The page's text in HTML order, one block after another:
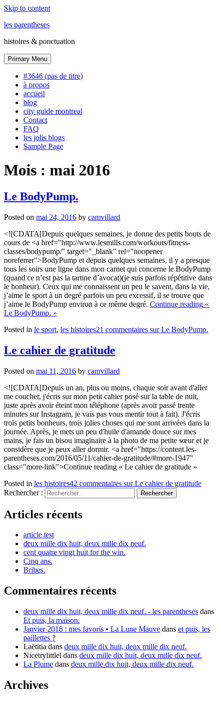
Skip to content
les parentheses
histoires & ponctuation
Primary Menu
#3646 (pas de titre)
à propos
accueil
blog
city guide montreal
Contact
FAQ
les jolis blogs
Sample Page
Mois : mai 2016
Le BodyPump.
Posted on mai 24, 2016 by camvillard
<![CDATA[Depuis quelques semaines, je donne des petits bouts de
cours de <a href="http://www.lesmills.com/workouts/fitness-
classes/bodypump/" target="_blank" rel="noopener
noreferrer">BodyPump et depuis quelques semaines, il y a presque
tous les soirs une ligne dans mon carnet qui concerne le BodyPump
(quand ce n’est pas la tartine d’avocat)(je suis parfois répétitive dans
le bonheur). Ceux qui me connaissent un peu le savent, dans la vie,
j’aime le sport à un degré parfois un peu excessif, il se trouve que
j’aime le BodyPump environ à ce même degré. Continue reading «
Le BodyPump. »
Posted in le sport, les histoires21 commentaires sur Le BodyPump.
Le cahier de gratitude
Posted on mai 11, 2016 by camvillard
<![CDATA[Depuis un an, plus ou moins, chaque soir avant d'aller
me coucher, j'écris sur mon petit cahier posé sur la table de nuit,
juste après avoir éteint mon téléphone (après avoir passé trente
minutes sur Instagram, je vais pas vous mentir tout à fait). J'écris
trois petits bonheurs, trois jolies choses qui me sont arrivées dans la
journée. Après, je mets un peu d'huile d'amande douce sur mes
mains, je fais un bisou imaginaire à la photo de ma petite sœur et je
considère que je peux aller dormir. <a href="https://content.les-
parentheses.com/2016/05/11/cahier-de-gratitude/#more-1947"
class="more-link">Continue reading « Le cahier de gratitude »
Posted in les histoires42 commentaires sur Le cahier de gratitude
Rechercher :
Articles récents
article test
deux mille dix huit, deux mille dix neuf.
cent quatre vingt huit for the win.
Cinq ans.
Bribes.
Commentaires récents
deux mille dix huit, deux mille dix neuf. - les parentheses dans
Et puis, la maison.
Janvier 2018 : mes favoris • La Lune Mauve dans et puis, les
paillettes ?
Laëtitia dans deux mille dix huit, deux mille dix neuf.
Nicetrylittlel dans deux mille dix huit, deux mille dix neuf.
La Plume dans deux mille dix huit, deux mille dix neuf.
Archives